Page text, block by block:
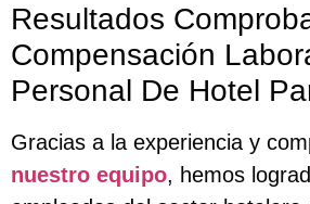
Resultados
Compensación
Personal De Hotel
Gracias a la experiencia y
nuestro equipo, hemos